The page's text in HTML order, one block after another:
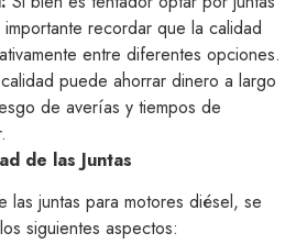
recordar que la calidad
entre diferentes opciones.
puede ahorrar dinero a largo
de averías y tiempos de
de las Juntas
las juntas para motores diésel, se
siguientes aspectos: